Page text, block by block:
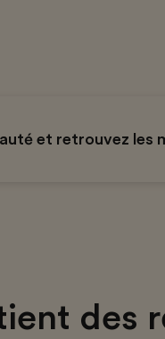
et retrouvez
des